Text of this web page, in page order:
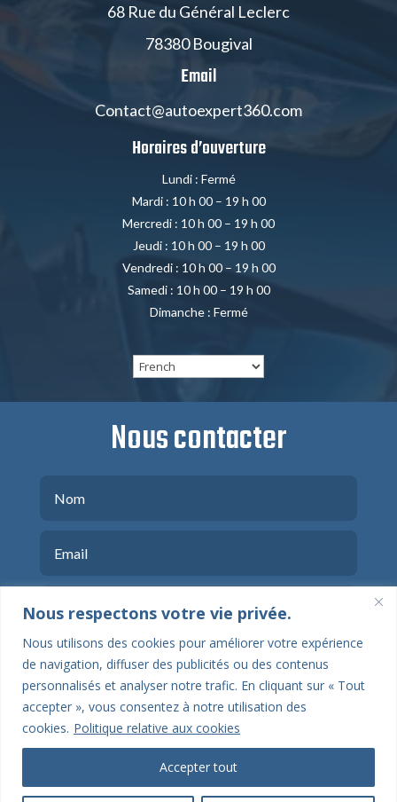
Nous respectons votre vie privée.
Nous utilisons des cookies pour améliorer votre expérience
de navigation, diffuser des publicités ou des contenus
personnalisés et analyser notre trafic. En cliquant sur « Tout
accepter », vous consentez à notre utilisation des
cookies. Politique relative aux cookies
Accepter tout
68 Rue du Général Leclerc
78380 Bougival
Email
Contact@autoexpert360.com
Horaires d’ouverture
Lundi : Fermé
Mardi : 10 h 00 – 19 h 00
Mercredi : 10 h 00 – 19 h 00
Jeudi : 10 h 00 – 19 h 00
Vendredi : 10 h 00 – 19 h 00
Samedi : 10 h 00 – 19 h 00
Dimanche : Fermé
Nous contacter
ENVOYER